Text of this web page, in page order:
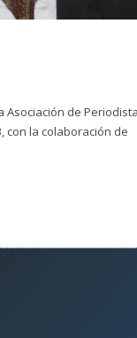
Asociación de
con la colaboración de